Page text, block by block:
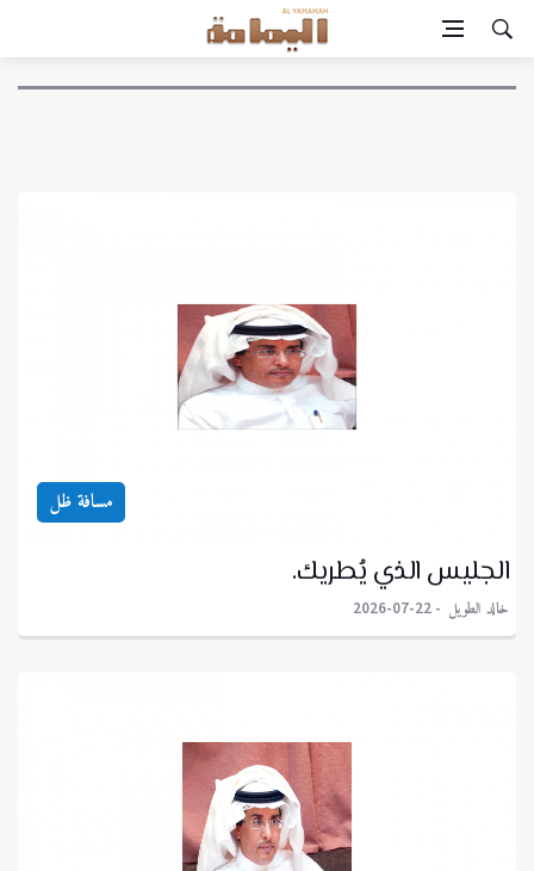
مسافة ظل
الجليس الذي يُطريك.
خالد الطويل 2026-07-22